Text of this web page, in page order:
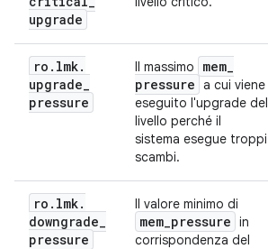
upgrade
ro . lmk.
upgrade_
pressure
Il massimo mem_
pressure a cui viene
eseguito l'upgrade del
livello perché il
sistema esegue troppi
scambi.
ro . lmk.
downgrade_
pressure
Il valore minimo di
mem_pressure in
corrispondenza del